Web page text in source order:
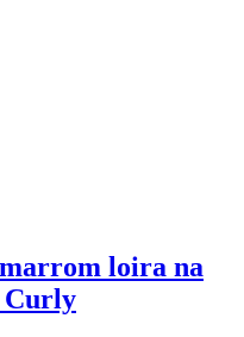
loira na
Curly